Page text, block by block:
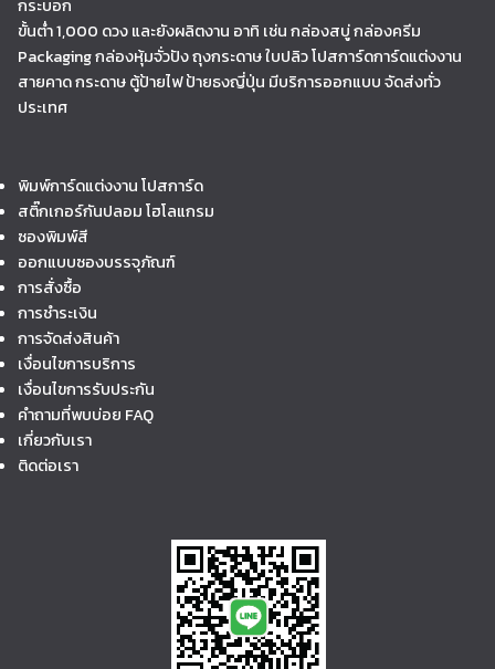
กระบอก
ขั้นต่ำ 1,000 ดวง และยังผลิตงาน อาทิ เช่น กล่องสบู่ กล่องครีม
Packaging กล่องหุ้มจั่วปัง ถุงกระดาษ ใบปลิว โปสการ์ดการ์ดแต่งงาน
สายคาด กระดาษ ตู้ป้ายไฟ ป้ายธงญี่ปุ่น มีบริการออกแบบ จัดส่งทั่ว
ประเทศ
พิมพ์การ์ดแต่งงาน โปสการ์ด
สติ๊กเกอร์กันปลอม โฮโลแกรม
ซองพิมพ์สี
ออกแบบซองบรรจุภัณฑ์
การสั่งซื้อ
การชำระเงิน
การจัดส่งสินค้า
เงื่อนไขการบริการ
เงื่อนไขการรับประกัน
คำถามที่พบบ่อย FAQ
เกี่ยวกับเรา
ติดต่อเรา